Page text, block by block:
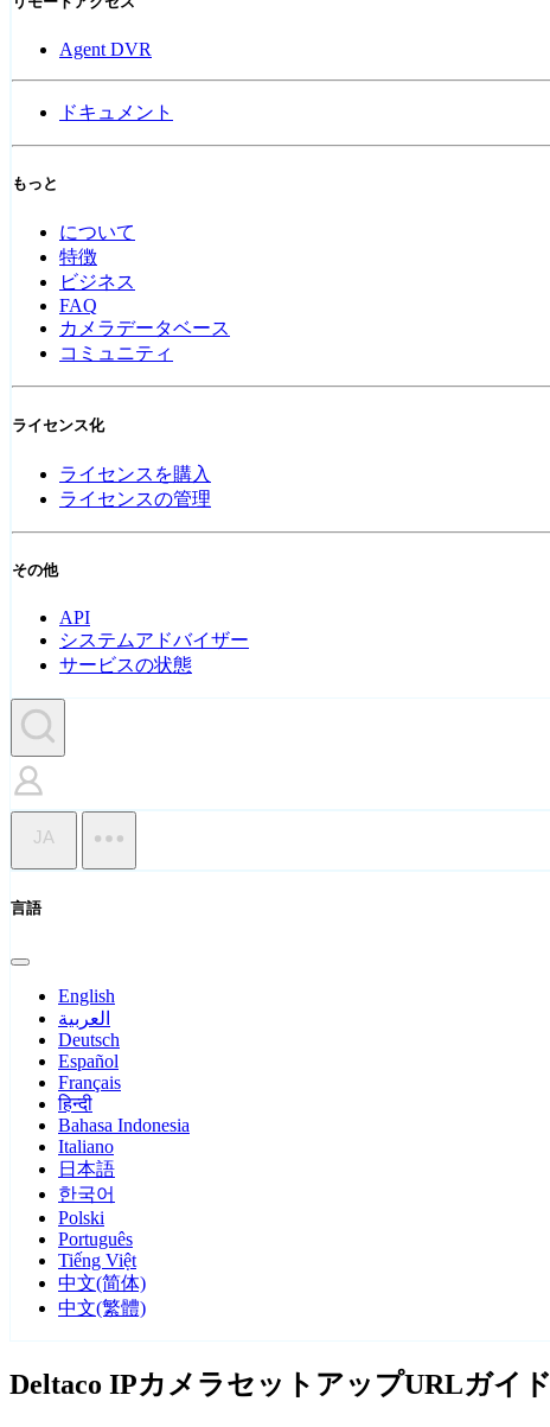
Agent DVR
ドキュメント
もっと
について
特徴
ビジネス
FAQ
カメラデータベース
コミュニティ
ライセンス化
ライセンスを購入
ライセンスの管理
その他
API
システムアドバイザー
サービスの状態
JA
言語
English
العربية
Deutsch
Español
Français
हिन्दी
Bahasa Indonesia
Italiano
日本語
한국어
Polski
Português
Tiếng Việt
中文(简体)
中文(繁體)
Deltaco IPカメラセットアップURLガイド